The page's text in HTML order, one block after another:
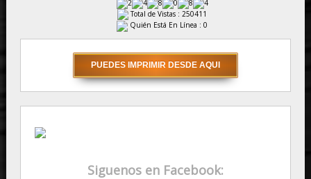
Total de Vistas : 250411
Quién Está En Línea : 0
Siguenos en Facebook: